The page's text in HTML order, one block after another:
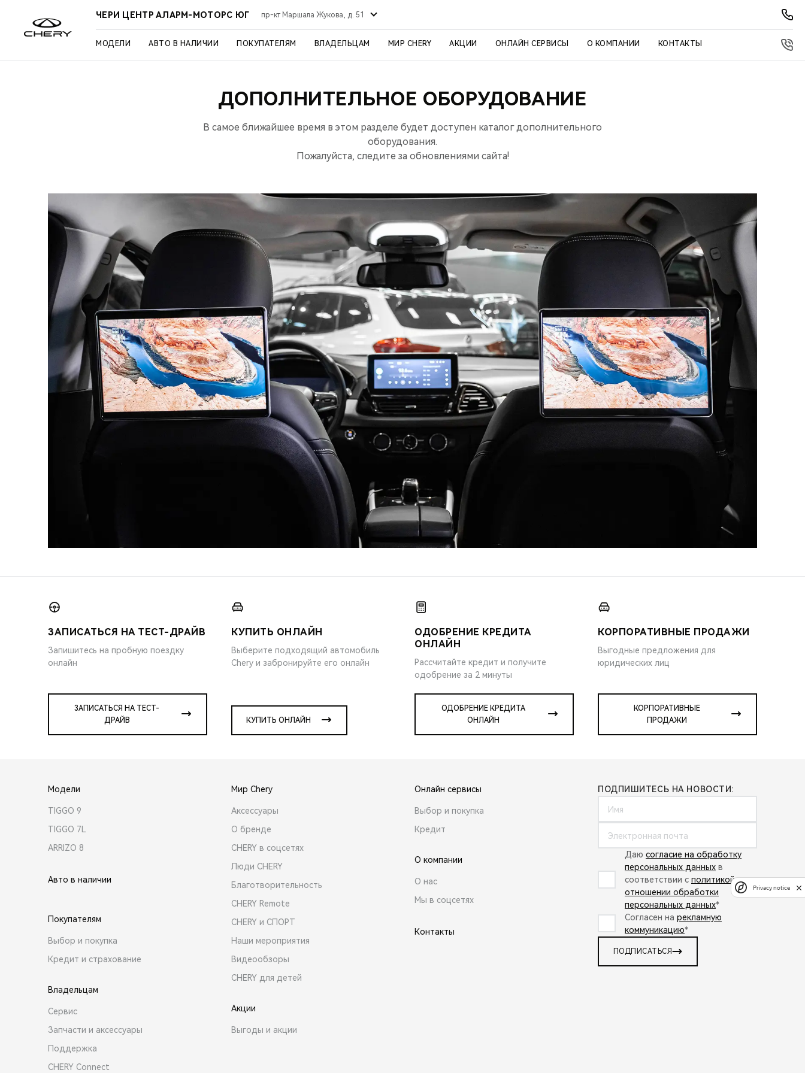
ЧЕРИ ЦЕНТР АЛАРМ-МОТОРС ЮГ пр-кт Маршала Жукова, д. 51
МОДЕЛИ АВТО В НАЛИЧИИ ПОКУПАТЕЛЯМ ВЛАДЕЛЬЦАМ МИР CHERY АКЦИИ ОНЛАЙН СЕРВИСЫ О КОМПАНИИ КОНТАКТЫ
ДОПОЛНИТЕЛЬНОЕ ОБОРУДОВАНИЕ
В самое ближайшее время в этом разделе будет доступен каталог дополнительного
оборудования.
Пожалуйста, следите за обновлениями сайта!
ЗАПИСАТЬСЯ НА ТЕСТ-ДРАЙВ
Запишитесь на пробную поездку
онлайн
ЗАПИСАТЬСЯ НА ТЕСТ-
ДРАЙВ
КУПИТЬ ОНЛАЙН
Выберите подходящий автомобиль
Chery и забронируйте его онлайн
КУПИТЬ ОНЛАЙН
ОДОБРЕНИЕ КРЕДИТА
ОНЛАЙН
Рассчитайте кредит и получите
одобрение за 2 минуты
ОДОБРЕНИЕ КРЕДИТА
ОНЛАЙН
КОРПОРАТИВНЫЕ ПРОДАЖИ
Выгодные предложения для
юридических лиц
КОРПОРАТИВНЫЕ
ПРОДАЖИ
Модели
TIGGO 9
TIGGO 7L
ARRIZO 8
Авто в наличии
Покупателям
Выбор и покупка
Кредит и страхование
Владельцам
Сервис
Запчасти и аксессуары
Поддержка
CHERY Connect
Мир Chery
Аксессуары
О бренде
CHERY в соцсетях
Люди CHERY
Благотворительность
CHERY Remote
CHERY и СПОРТ
Наши мероприятия
Видеообзоры
CHERY для детей
Акции
Выгоды и акции
Онлайн сервисы
Выбор и покупка
Кредит
О компании
О нас
Мы в соцсетях
Контакты
ПОДПИШИТЕСЬ НА НОВОСТИ:
Даю согласие на обработку
персональных данных в
соответствии с политикой в
отношении обработки
персональных данных*
Согласен на рекламную
коммуникацию*
ПОДПИСАТЬСЯ
Privacy notice